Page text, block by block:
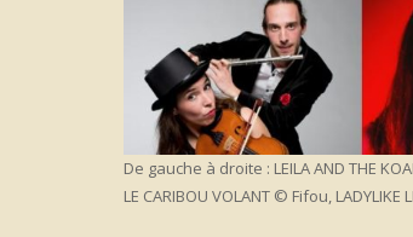
De gauche à droite : LEILA AND THE
LE CARIBOU VOLANT © Fifou,